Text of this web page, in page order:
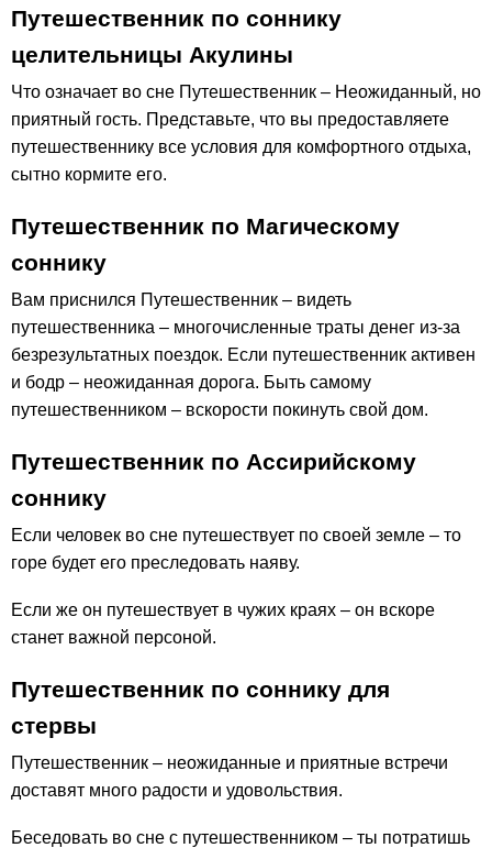
Путешественник по соннику
целительницы Акулины
Что означает во сне Путешественник – Неожиданный, но
приятный гость. Представьте, что вы предоставляете
путешественнику все условия для комфортного отдыха,
сытно кормите его.
Путешественник по Магическому
соннику
Вам приснился Путешественник – видеть
путешественника – многочисленные траты денег из-за
безрезультатных поездок. Если путешественник активен
и бодр – неожиданная дорога. Быть самому
путешественником – вскорости покинуть свой дом.
Путешественник по Ассирийскому
соннику
Если человек во сне путешествует по своей земле – то
горе будет его преследовать наяву.
Если же он путешествует в чужих краях – он вскоре
станет важной персоной.
Путешественник по соннику для
стервы
Путешественник – неожиданные и приятные встречи
доставят много радости и удовольствия.
Беседовать во сне с путешественником – ты потратишь